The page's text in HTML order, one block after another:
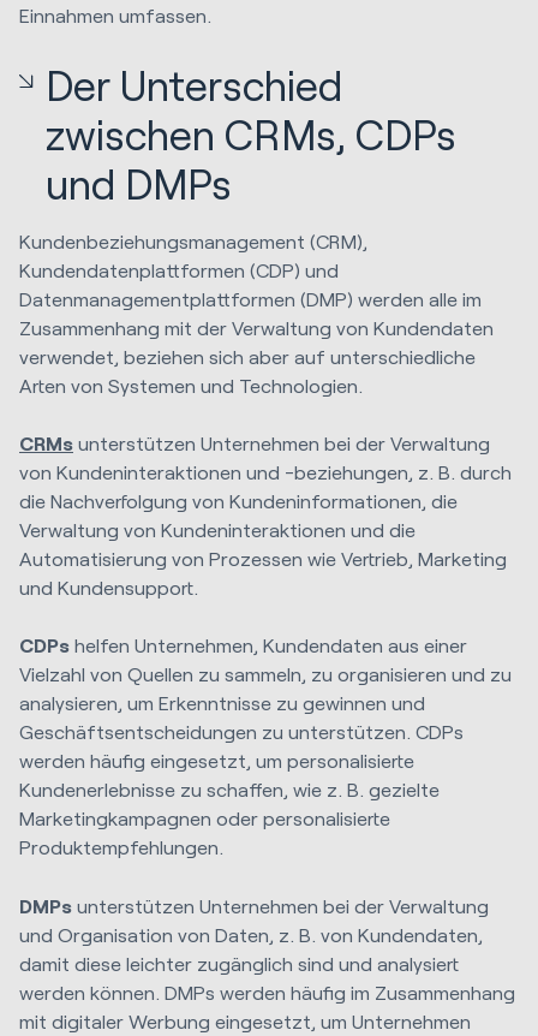
Einnahmen umfassen.
Der Unterschied
zwischen CRMs, CDPs
und DMPs
Kundenbeziehungsmanagement (CRM),
Kundendatenplattformen (CDP) und
Datenmanagementplattformen (DMP) werden alle im
Zusammenhang mit der Verwaltung von Kundendaten
verwendet, beziehen sich aber auf unterschiedliche
Arten von Systemen und Technologien.
CRMs unterstützen Unternehmen bei der Verwaltung
von Kundeninteraktionen und -beziehungen, z. B. durch
die Nachverfolgung von Kundeninformationen, die
Verwaltung von Kundeninteraktionen und die
Automatisierung von Prozessen wie Vertrieb, Marketing
und Kundensupport.
CDPs helfen Unternehmen, Kundendaten aus einer
Vielzahl von Quellen zu sammeln, zu organisieren und zu
analysieren, um Erkenntnisse zu gewinnen und
Geschäftsentscheidungen zu unterstützen. CDPs
werden häufig eingesetzt, um personalisierte
Kundenerlebnisse zu schaffen, wie z. B. gezielte
Marketingkampagnen oder personalisierte
Produktempfehlungen.
DMPs unterstützen Unternehmen bei der Verwaltung
und Organisation von Daten, z. B. von Kundendaten,
damit diese leichter zugänglich sind und analysiert
werden können. DMPs werden häufig im Zusammenhang
mit digitaler Werbung eingesetzt, um Unternehmen